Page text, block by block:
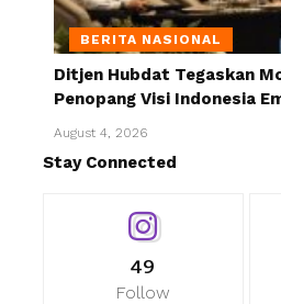
BERITA NASIONAL
Ditjen Hubdat Tegaskan
Penopang Visi Indonesia
August 4, 2026
Stay Connected
49
Follow